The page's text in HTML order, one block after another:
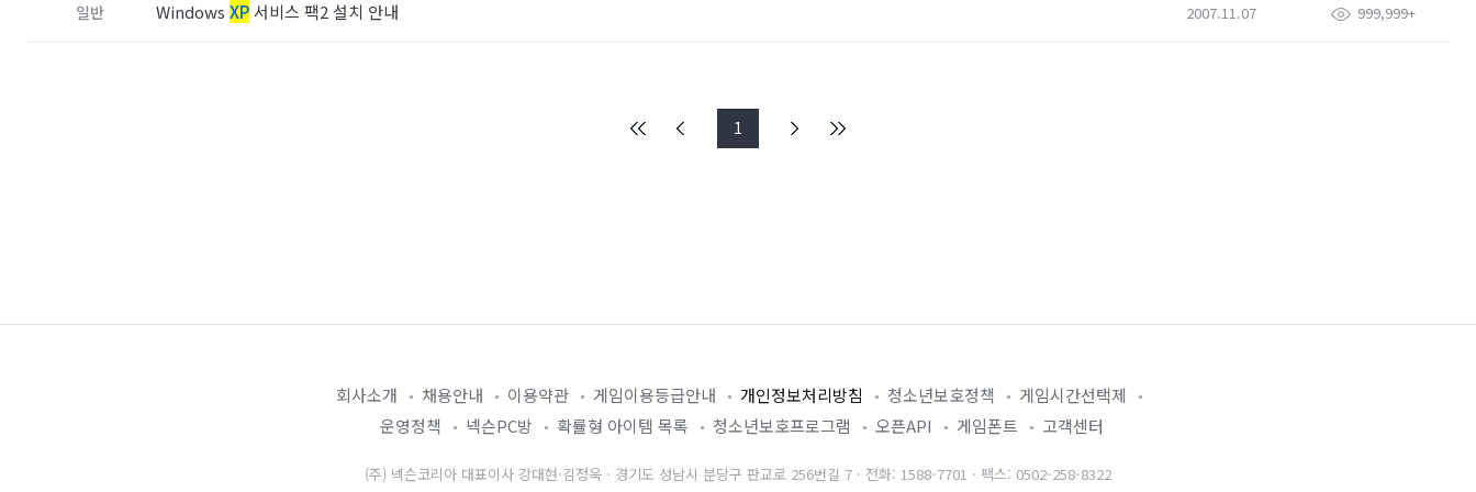
일반 Windows XP서비스 팩2 설치 안내 2007.11.07 999,999+
1
회사소개 채용안내 이용약관 게임이용등급안내 개인정보처리방침 청소년보호정책
게임시간선택제
운영정책
넥슨PC방 확률형 아이템 목록 청소년보호프로그램 오픈API 게임폰트 고객센터
(주) 넥슨코리아 대표이사 강대현·김정욱 · 경기도 성남시 분당구 판교로 256번길 7 · 전화: 1588-7701 · 팩스: 0502-258-8322